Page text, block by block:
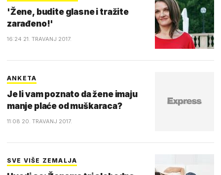
'Žene, budite glasne i tražite
zarađeno!'
16:24 21. TRAVANJ 2017.
ANKETA
Je li vam poznato da žene imaju
manje plaće od muškaraca?
11:08 20. TRAVANJ 2017.
SVE VIŠE ZEMALJA